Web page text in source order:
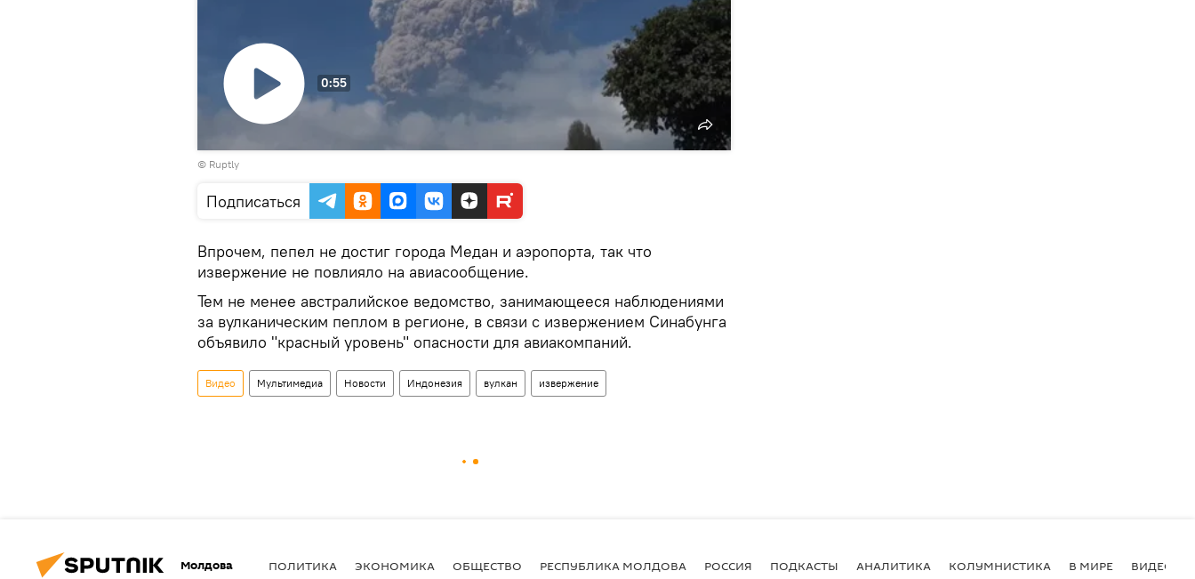
Воспроизвести
0:55
© Ruptly
Подписаться
Впрочем, пепел не достиг города Медан и аэропорта, так что
извержение не повлияло на авиасообщение.
Тем не менее австралийское ведомство, занимающееся наблюдениями
за вулканическим пеплом в регионе, в связи с извержением Синабунга
объявило "красный уровень" опасности для авиакомпаний.
Видео Мультимедиа Новости Индонезия вулкан извержение
Молдова ПОЛИТИКА ЭКОНОМИКА ОБЩЕСТВО РЕСПУБЛИКА МОЛДОВА РОССИЯ ПОДКАСТЫ АНАЛИТИКА КОЛУМНИСТИКА В МИРЕ ВИДЕО